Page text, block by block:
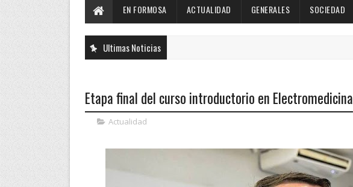
EN FORMOSA ACTUALIDAD GENERALES SOCIEDAD
Ultimas Noticias
Etapa final del curso introductorio en Electromedicina
Actualidad